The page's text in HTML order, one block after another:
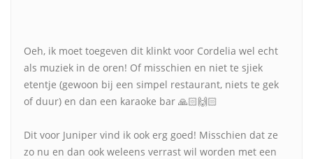
Oeh, ik moet toegeven dit klinkt voor Cordelia wel echt
als muziek in de oren! Of misschien en niet te sjiek
etentje (gewoon bij een simpel restaurant, niets te gek
of duur) en dan een karaoke bar 🙏🏻🙌🏻
Dit voor Juniper vind ik ook erg goed! Misschien dat ze
zo nu en dan ook weleens verrast wil worden met een